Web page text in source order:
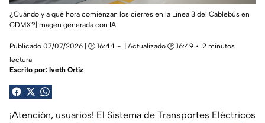
¿Cuándo y a qué hora comienzan los cierres en la Línea 3 del Cablebús en
CDMX?|Imagen generada con IA.
Publicado 07/07/2026 | 🕑 16:44 | Actualizado 🕑 16:49
2 minutos
lectura
Escrito por: Iveth Ortiz
¡Atención, usuarios! El Sistema de Transportes Eléctricos